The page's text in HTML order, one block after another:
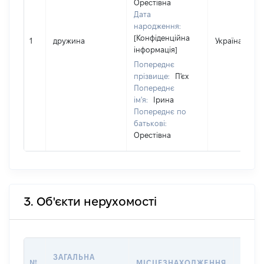
1 дружина
Орестівна
Дата
народження:
[Конфіденційна
інформація]
Попереднє
прізвище:
П'єх
Попереднє
ім'я:
Ірина
Попереднє по
батькові:
Орестівна
Україна
3. Об'єкти нерухомості
ЗАГАЛЬНА